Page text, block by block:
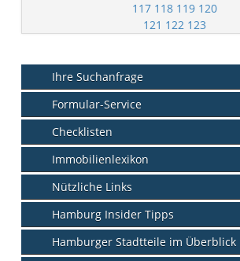
117 118 119 120
121 122 123
Ihre Suchanfrage
Formular-Service
Checklisten
Immobilienlexikon
Nützliche Links
Hamburg Insider Tipps
Hamburger Stadtteile im Überblick